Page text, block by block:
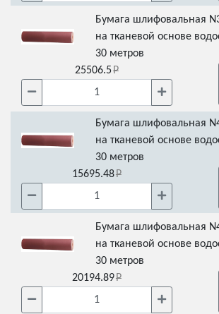
Бумага шлифовальная
на тканевой основе
30 метров
25506.5
Бумага шлифовальная
на тканевой основе
30 метров
15695.48
Бумага шлифовальная
на тканевой основе
30 метров
20194.89